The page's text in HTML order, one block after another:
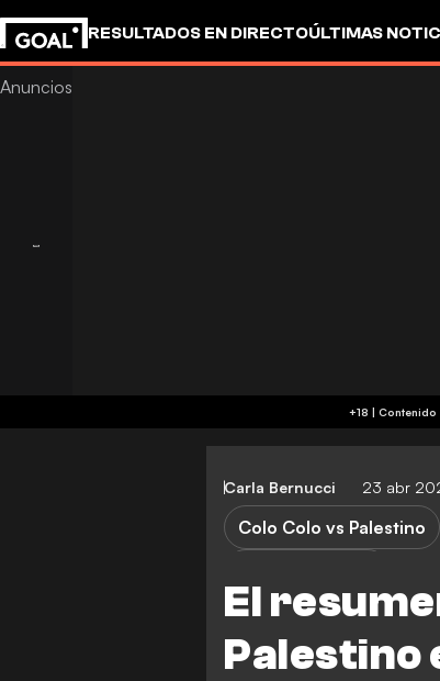
RESULTADOS EN DIRECTOÚLTIMAS
Carla Bernucci 23 abr
El
Palestino
Colo Colo vs Palestino